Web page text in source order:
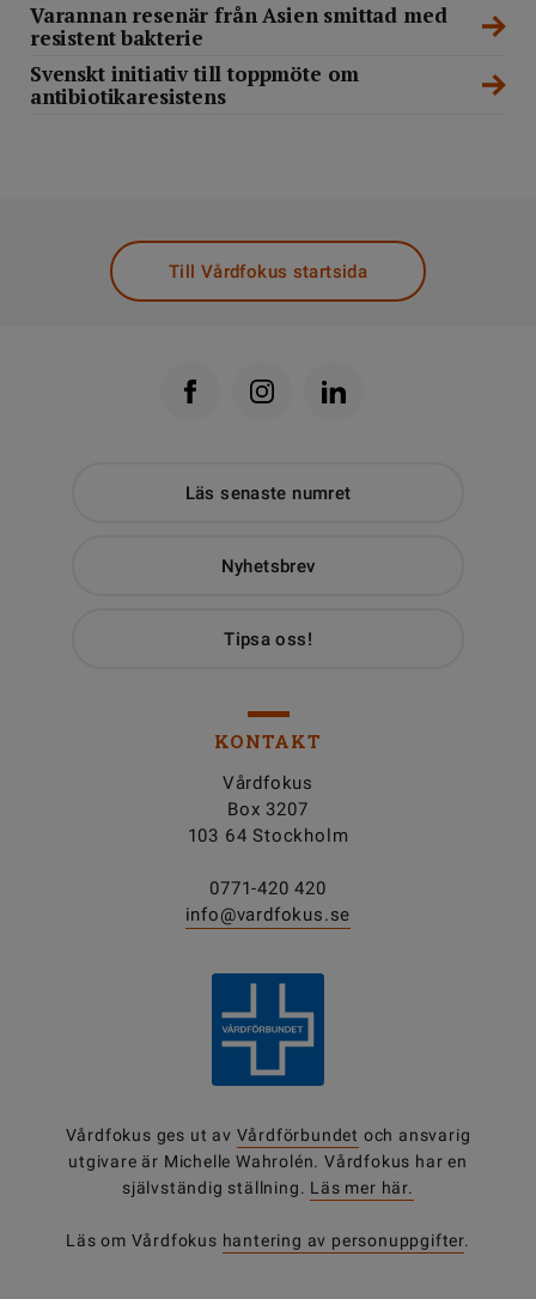
Varannan resenär från Asien smittad med
resistent bakterie
Svenskt initiativ till toppmöte om
antibiotikaresistens
Till Vårdfokus startsida
Läs senaste numret
Nyhetsbrev
Tipsa oss!
KONTAKT
Vårdfokus
Box 3207
103 64 Stockholm
0771-420 420
info@vardfokus.se
Vårdfokus ges ut av Vårdförbundet och ansvarig
utgivare är Michelle Wahrolén. Vårdfokus har en
självständig ställning. Läs mer här.
Läs om Vårdfokus hantering av personuppgifter.